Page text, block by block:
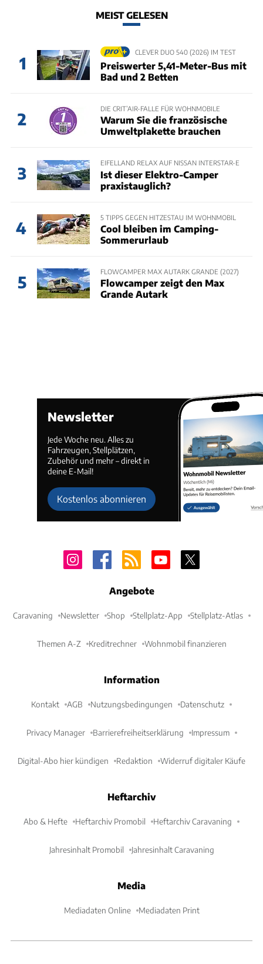
MEIST GELESEN
1
CLEVER DUO 540 (2026) IM TEST
Preiswerter 5,41-Meter-Bus mit
Bad und 2 Betten
2
DIE CRIT’AIR-FALLE FÜR WOHNMOBILE
Warum Sie die französische
Umweltplakette brauchen
3
EIFELLAND RELAX AUF NISSAN INTERSTAR-E
Ist dieser Elektro-Camper
praxistauglich?
4
5 TIPPS GEGEN HITZESTAU IM WOHNMOBIL
Cool bleiben im Camping-
Sommerurlaub
5
FLOWCAMPER MAX AUTARK GRANDE (2027)
Flowcamper zeigt den Max
Grande Autark
Newsletter
Jede Woche neu. Alles zu
Fahrzeugen, Stellplätzen,
Zubehör und mehr – direkt in
deine E-Mail!
Kostenlos abonnieren
Angebote
Caravaning Newsletter Shop Stellplatz-App Stellplatz-Atlas
Themen A-Z Kreditrechner Wohnmobil finanzieren
Information
Kontakt AGB Nutzungsbedingungen Datenschutz
Privacy Manager Barrierefreiheitserklärung Impressum
Digital-Abo hier kündigen Redaktion Widerruf digitaler Käufe
Heftarchiv
Abo & Hefte Heftarchiv Promobil Heftarchiv Caravaning
Jahresinhalt Promobil Jahresinhalt Caravaning
Media
Mediadaten Online Mediadaten Print